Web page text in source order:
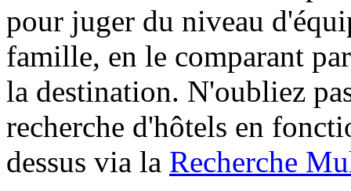
pour juger du niveau
famille, en le comparant
la destination. N'oubliez
recherche d'hôtels en
dessus via la Recherche